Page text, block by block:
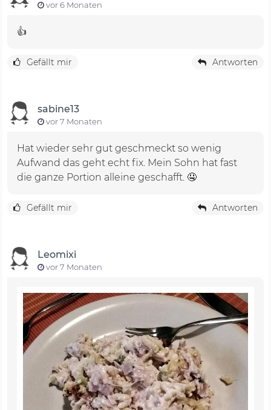
vor 6 Monaten
👍
Gefällt mir Antworten
sabine13
vor 7 Monaten
Hat wieder sehr gut geschmeckt so wenig
Aufwand das geht echt fix. Mein Sohn hat fast
die ganze Portion alleine geschafft. 🤤
Gefällt mir Antworten
Leomixi
vor 7 Monaten